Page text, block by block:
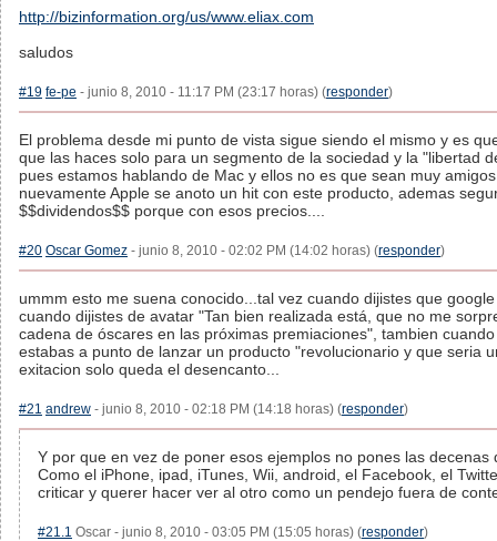
http://bizinformation.org/us/www.eliax.com
saludos
#19 fe-pe - junio 8, 2010 - 11:17 PM (23:17 horas) (responder)
El problema desde mi punto de vista sigue siendo el mismo y es
que las haces solo para un segmento de la sociedad y la "libertad
pues estamos hablando de Mac y ellos no es que sean muy
nuevamente Apple se anoto un hit con este producto, ademas
$$dividendos$$ porque con esos precios....
#20 Oscar Gomez - junio 8, 2010 - 02:02 PM (14:02 horas) (responder)
ummm esto me suena conocido...tal vez cuando dijistes que
cuando dijistes de avatar "Tan bien realizada está, que no me
cadena de óscares en las próximas premiaciones", tambien
estabas a punto de lanzar un producto "revolucionario y que seria
exitacion solo queda el desencanto...
#21 andrew - junio 8, 2010 - 02:18 PM (14:18 horas) (responder)
Y por que en vez de poner esos ejemplos no pones las
Como el iPhone, ipad, iTunes, Wii, android, el Facebook, el
criticar y querer hacer ver al otro como un pendejo fuera de
#21.1 Oscar - junio 8, 2010 - 03:05 PM (15:05 horas) (responder)